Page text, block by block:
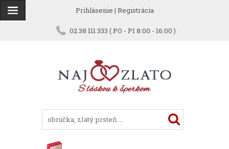
Prihlásenie | Registrácia
02 38 111 333 ( PO - PI 8:00 - 16:00 )